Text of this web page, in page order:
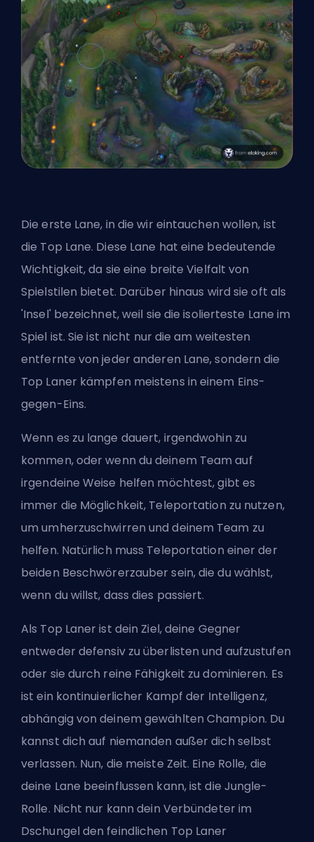
Die erste Lane, in die wir eintauchen wollen, ist
die Top Lane. Diese Lane hat eine bedeutende
Wichtigkeit, da sie eine breite Vielfalt von
Spielstilen bietet. Darüber hinaus wird sie oft als
'Insel' bezeichnet, weil sie die isolierteste Lane im
Spiel ist. Sie ist nicht nur die am weitesten
entfernte von jeder anderen Lane, sondern die
Top Laner kämpfen meistens in einem Eins-
gegen-Eins.
Wenn es zu lange dauert, irgendwohin zu
kommen, oder wenn du deinem Team auf
irgendeine Weise helfen möchtest, gibt es
immer die Möglichkeit, Teleportation zu nutzen,
um umherzuschwirren und deinem Team zu
helfen. Natürlich muss Teleportation einer der
beiden Beschwörerzauber sein, die du wählst,
wenn du willst, dass dies passiert.
Als Top Laner ist dein Ziel, deine Gegner
entweder defensiv zu überlisten und aufzustufen
oder sie durch reine Fähigkeit zu dominieren. Es
ist ein kontinuierlicher Kampf der Intelligenz,
abhängig von deinem gewählten Champion. Du
kannst dich auf niemanden außer dich selbst
verlassen. Nun, die meiste Zeit. Eine Rolle, die
deine Lane beeinflussen kann, ist die Jungle-
Rolle. Nicht nur kann dein Verbündeter im
Dschungel den feindlichen Top Laner